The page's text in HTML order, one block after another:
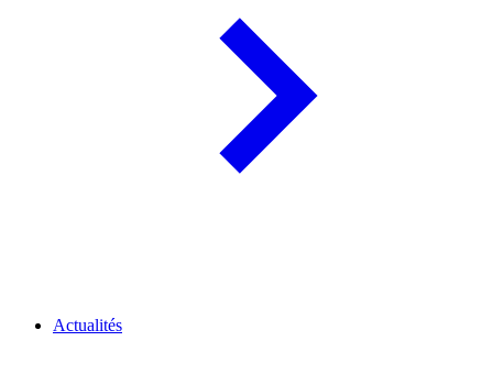
Actualités